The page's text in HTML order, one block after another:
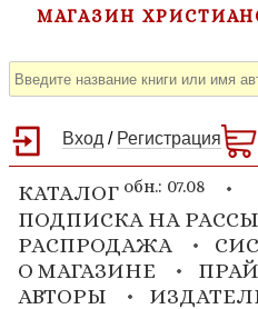
МАГАЗИН
Вход / Регистрация
КАТАЛОГ обн.: 07.08
ПОДПИСКА НА
РАСПРОДАЖА
О МАГАЗИНЕ
АВТОРЫ